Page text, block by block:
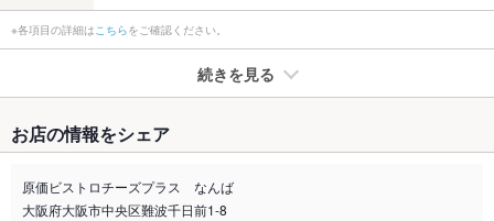
※各項目の詳細はこちらをご確認ください。
続きを見る
禁煙・喫煙 全席禁煙
喫煙専用室 なし
お店の情報をシェア
原価ビストロチーズプラス なんば
大阪府大阪市中央区難波千日前1-8